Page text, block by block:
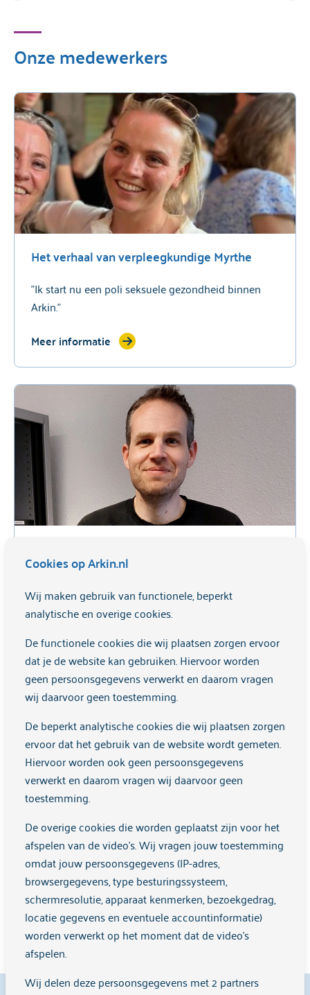
Onze medewerkers
Het verhaal van verpleegkundige Myrthe
"Ik start nu een poli seksuele gezondheid binnen
Arkin."
Meer informatie
leidinggevende te worden."
Het verhaal van GZ-psycholoog Judith
"Als GZ-psycholoog geef ik zowel groepstherapie
als individuele behandelingen."
Meer informatie
Cookies op Arkin.nl
Wij maken gebruik van functionele, beperkt
analytische en overige cookies.
De functionele cookies die wij plaatsen zorgen ervoor
dat je de website kan gebruiken. Hiervoor worden
geen persoonsgegevens verwerkt en daarom vragen
wij daarvoor geen toestemming.
De beperkt analytische cookies die wij plaatsen zorgen
ervoor dat het gebruik van de website wordt gemeten.
Hiervoor worden ook geen persoonsgegevens
verwerkt en daarom vragen wij daarvoor geen
toestemming.
De overige cookies die worden geplaatst zijn voor het
afspelen van de video's. Wij vragen jouw toestemming
omdat jouw persoonsgegevens (IP-adres,
browsergegevens, type besturingssysteem,
schermresolutie, apparaat kenmerken, bezoekgedrag,
locatie gegevens en eventuele accountinformatie)
worden verwerkt op het moment dat de video's
afspelen.
Wij delen deze persoonsgegevens met 2 partners